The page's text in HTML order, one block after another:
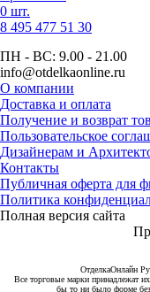
0 шт.
8 495 477 51 30
ПН - ВС: 9.00 - 21.00
info@otdelkaonline.ru
О компании
Доставка и оплата
Получение и возврат
Пользовательское
Дизайнерам и
Контакты
Публичная оферта для
Политика
Полная версия сайта
ОтделкаОнлайн
Все торговые марки принадлежат
бы то ни было форме без